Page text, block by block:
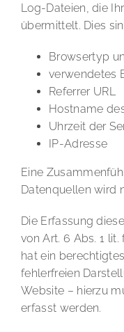
Log-Dateien, die
übermittelt. Dies
Browsertyp
verwendetes
Referrer URL
Hostname
Uhrzeit der
IP-Adresse
Eine
Datenquellen wird
Die Erfassung
von Art. 6 Abs. 1
hat ein
fehlerfreien
Website – hierzu
erfasst werden.